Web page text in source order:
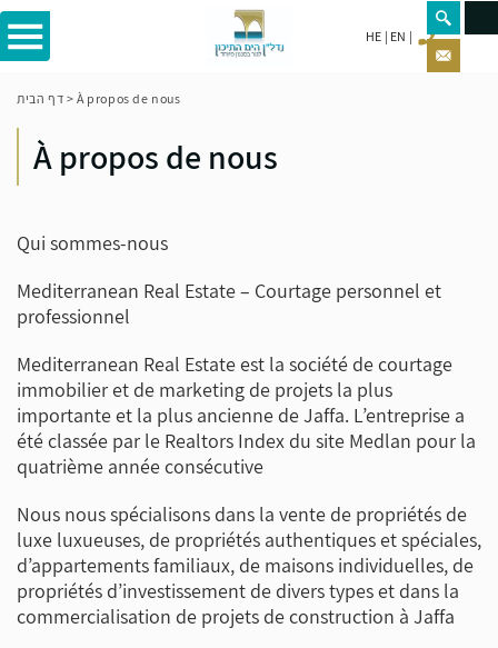
HE EN
דף הבית >À propos de nous
À propos de nous
Qui sommes-nous
Mediterranean Real Estate – Courtage personnel et
professionnel
Mediterranean Real Estate est la société de courtage
immobilier et de marketing de projets la plus
importante et la plus ancienne de Jaffa. L’entreprise a
été classée par le Realtors Index du site Medlan pour la
quatrième année consécutive
Nous nous spécialisons dans la vente de propriétés de
luxe luxueuses, de propriétés authentiques et spéciales,
d’appartements familiaux, de maisons individuelles, de
propriétés d’investissement de divers types et dans la
commercialisation de projets de construction à Jaffa